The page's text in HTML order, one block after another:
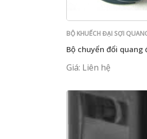
BỘ KHUẾCH ĐẠI SỢI
Bộ chuyển đổi quang
Giá: Liên hệ